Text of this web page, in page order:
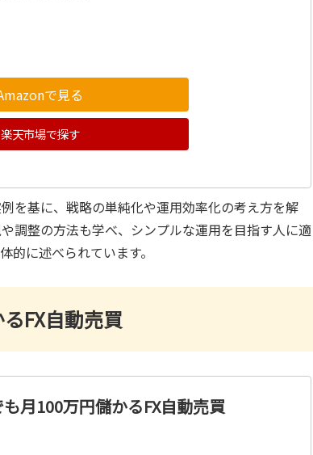
で見る
楽天市場で探す
を基に、戦略の単純化や運用効率化の考え方を解
調整の方法も学べ、シンプルな運用を目指す人に適
的に述べられています。
FX自動売買
月100万円儲かるFX自動売買